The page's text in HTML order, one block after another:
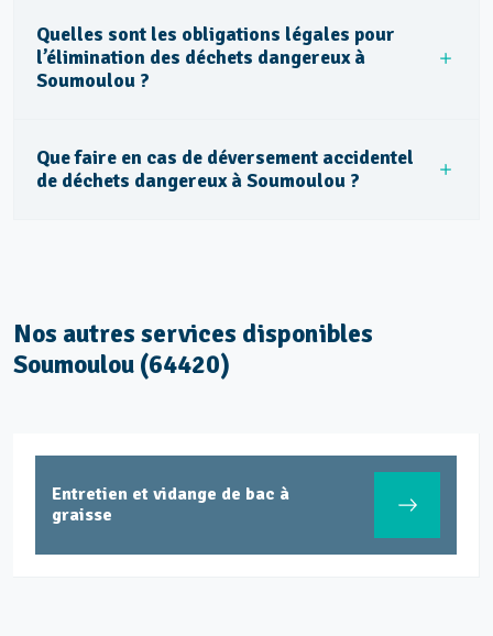
Quelles sont les obligations légales pour
l’élimination des déchets dangereux à
Soumoulou ?
Que faire en cas de déversement accidentel
de déchets dangereux à Soumoulou ?
Nos autres services disponibles
Soumoulou (64420)
Entretien et vidange de bac à
graisse